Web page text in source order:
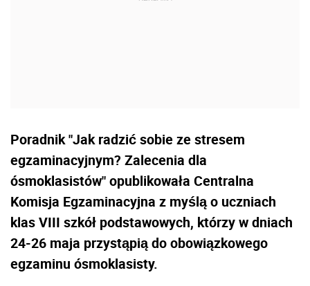
Poradnik "Jak radzić sobie ze stresem
egzaminacyjnym? Zalecenia dla
ósmoklasistów" opublikowała Centralna
Komisja Egzaminacyjna z myślą o uczniach
klas VIII szkół podstawowych, którzy w dniach
24-26 maja przystąpią do obowiązkowego
egzaminu ósmoklasisty.